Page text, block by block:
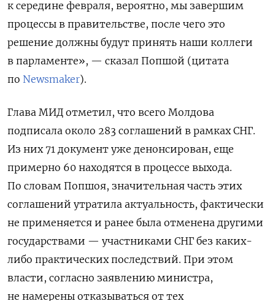
к середине февраля, вероятно, мы завершим
процессы в правительстве, после чего это
решение должны будут принять наши коллеги
в парламенте», — сказал Попшой (цитата
по Newsmaker).
Глава МИД отметил, что всего Молдова
подписала около 283 соглашений в рамках СНГ.
Из них 71 документ уже денонсирован, еще
примерно 60 находятся в процессе выхода.
По словам Попшоя, значительная часть этих
соглашений утратила актуальность, фактически
не применяется и ранее была отменена другими
государствами — участниками СНГ без каких-
либо практических последствий. При этом
власти, согласно заявлению министра,
не намерены отказываться от тех